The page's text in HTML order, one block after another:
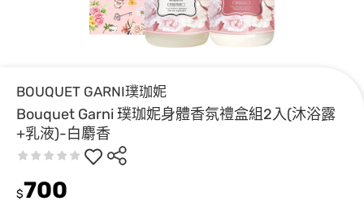
BOUQUET GARNI璞珈妮
Bouquet Garni 璞珈妮身體香氛禮盒組2入(沐浴露
+乳液)-白麝香
$700